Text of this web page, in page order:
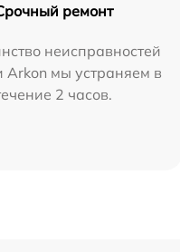
ремонт
неисправностей
Arkon мы устраняем в
2 часов.